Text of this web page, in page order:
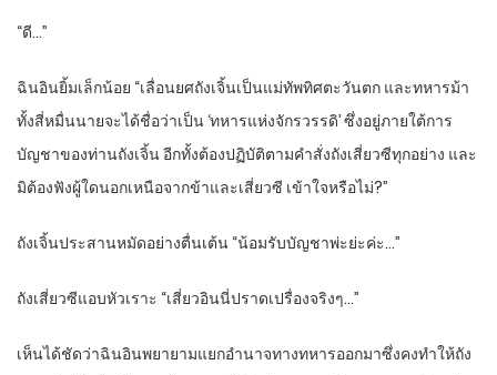
“ดี…”
ฉินอินยิ้มเล็กน้อย “เลื่อนยศถังเจิ้นเป็นแม่ทัพทิศตะวันตก และทหารม้า
ทั้งสี่หมื่นนายจะได้ชื่อว่าเป็น ‘ทหารแห่งจักรวรรดิ’ ซึ่งอยู่ภายใต้การ
บัญชาของท่านถังเจิ้น อีกทั้งต้องปฏิบัติตามคำสั่งถังเสี่ยวซีทุกอย่าง และ
มิต้องฟังผู้ใดนอกเหนือจากข้าและเสี่ยวซี เข้าใจหรือไม่?”
ถังเจิ้นประสานหมัดอย่างตื่นเต้น “น้อมรับบัญชาพ่ะย่ะค่ะ…”
ถังเสี่ยวซีแอบหัวเราะ “เสี่ยวอินนี่ปราดเปรื่องจริงๆ…”
เห็นได้ชัดว่าฉินอินพยายามแยกอำนาจทางทหารออกมาซึ่งคงทำให้ถัง